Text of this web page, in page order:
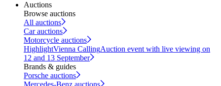
Auctions
Browse auctions
All auctions
Car auctions
Motorcycle auctions
HighlightVienna CallingAuction event with live viewing on
12 and 13 September
Brands & guides
Porsche auctions
Mercedes-Benz auctions